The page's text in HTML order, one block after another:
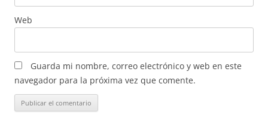
Web
Guarda mi nombre, correo electrónico y web en este
navegador para la próxima vez que comente.